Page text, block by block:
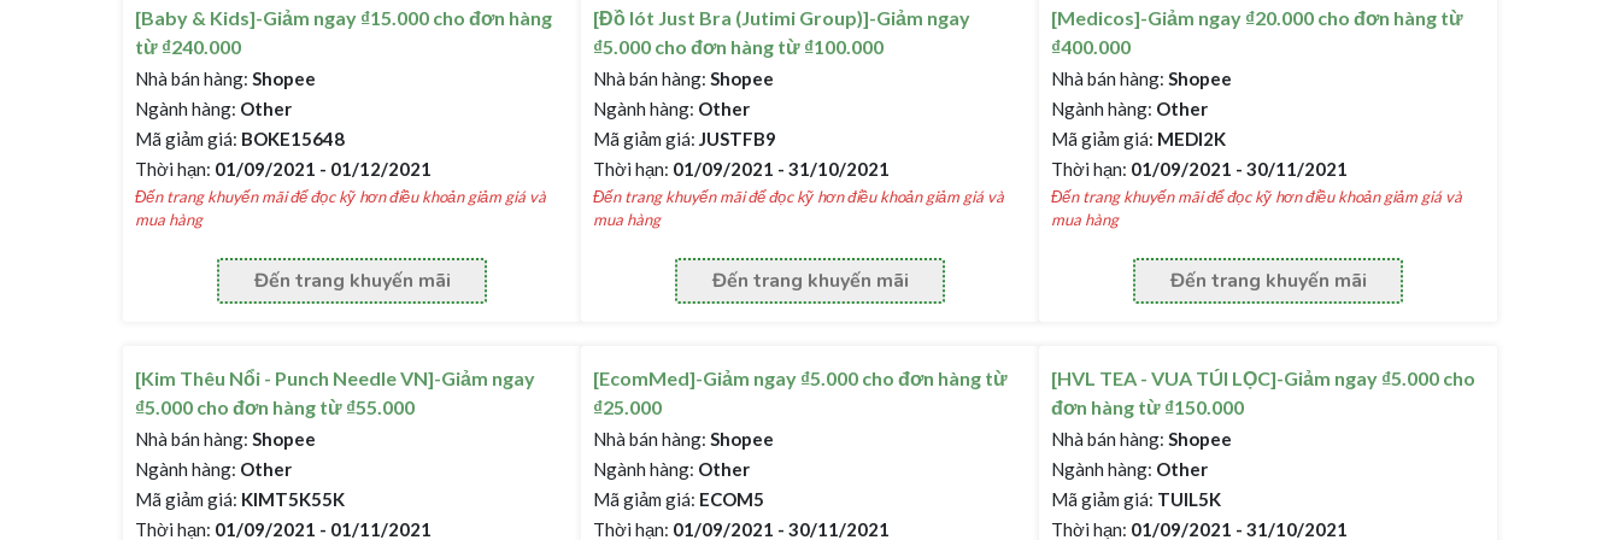
[Baby & Kids]-Giảm ngay ₫15.000 cho đơn hàng
từ ₫240.000
Nhà bán hàng: Shopee
Ngành hàng: Other
Mã giảm giá: BOKE15648
Thời hạn: 01/09/2021 - 01/12/2021
Đến trang khuyến mãi để đọc kỹ hơn điều khoản giảm giá và
mua hàng
Đến trang khuyến mãi
[Đồ lót Just Bra (Jutimi Group)]-Giảm ngay
₫5.000 cho đơn hàng từ ₫100.000
Nhà bán hàng: Shopee
Ngành hàng: Other
Mã giảm giá: JUSTFB9
Thời hạn: 01/09/2021 - 31/10/2021
Đến trang khuyến mãi để đọc kỹ hơn điều khoản giảm giá và
mua hàng
Đến trang khuyến mãi
[Medicos]-Giảm ngay ₫20.000 cho đơn hàng từ
₫400.000
Nhà bán hàng: Shopee
Ngành hàng: Other
Mã giảm giá: MEDI2K
Thời hạn: 01/09/2021 - 30/11/2021
Đến trang khuyến mãi để đọc kỹ hơn điều khoản giảm giá và
mua hàng
Đến trang khuyến mãi
[Kim Thêu Nổi - Punch Needle VN]-Giảm ngay
₫5.000 cho đơn hàng từ ₫55.000
Nhà bán hàng: Shopee
Ngành hàng: Other
Mã giảm giá: KIMT5K55K
Thời hạn: 01/09/2021 - 01/11/2021
[EcomMed]-Giảm ngay ₫5.000 cho đơn hàng từ
₫25.000
Nhà bán hàng: Shopee
Ngành hàng: Other
Mã giảm giá: ECOM5
Thời hạn: 01/09/2021 - 30/11/2021
[HVL TEA - VUA TÚI LỌC]-Giảm ngay ₫5.000 cho
đơn hàng từ ₫150.000
Nhà bán hàng: Shopee
Ngành hàng: Other
Mã giảm giá: TUIL5K
Thời hạn: 01/09/2021 - 31/10/2021